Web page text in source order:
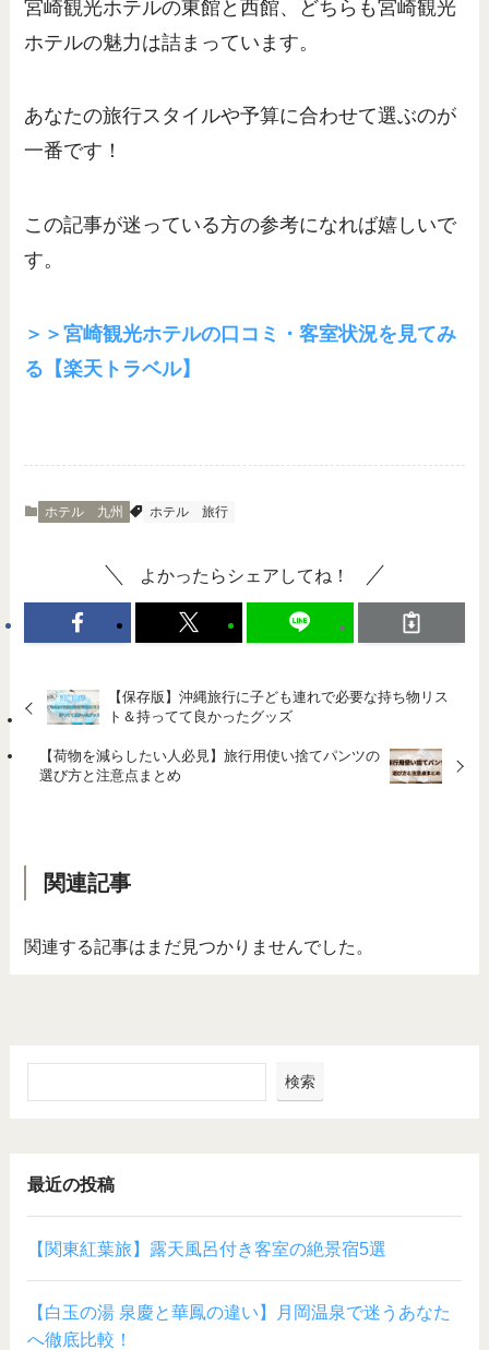
宮崎観光ホテルの東館と西館、どちらも宮崎観光
ホテルの魅力は詰まっています。
あなたの旅行スタイルや予算に合わせて選ぶのが
一番です！
この記事が迷っている方の参考になれば嬉しいで
す。
＞＞宮崎観光ホテルの口コミ・客室状況を見てみ
る【楽天トラベル】
ホテル 九州 ホテル 旅行
よかったらシェアしてね！
【保存版】沖縄旅行に子ども連れで必要な持ち物リス
ト＆持ってて良かったグッズ
【荷物を減らしたい人必見】旅行用使い捨てパンツの
選び方と注意点まとめ
関連記事
関連する記事はまだ見つかりませんでした。
検索
最近の投稿
【関東紅葉旅】露天風呂付き客室の絶景宿5選
【白玉の湯 泉慶と華鳳の違い】月岡温泉で迷うあなた
へ徹底比較！